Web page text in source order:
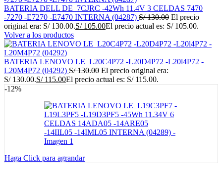
BATERIA DELL DE_7CJRC -42Wh 11.4V 3 CELDAS 7470
-7270 -E7270 -E7470 INTERNA (04287) S/130.00 El precio
original era: S/ 130.00.S/105.00El precio actual es: S/ 105.00.
Volver a los productos
BATERIA LENOVO LE_L20C4P72 -L20D4P72 -L20l4P72 -
L20M4P72 (04292) S/130.00 El precio original era:
S/ 130.00.S/115.00El precio actual es: S/ 115.00.
-12%
Haga Click para agrandar